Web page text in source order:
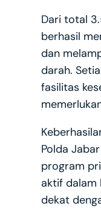
Dari total
berhasil
dan
darah.
fasilitas
Polda
program
aktif dalam
dekat